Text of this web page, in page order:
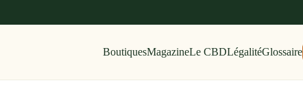
BoutiquesMagazineLe CBDLégalitéGlossaire